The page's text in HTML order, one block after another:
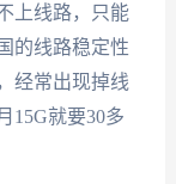
上线路，只能
的线路稳定性
经常出现掉线
15G就要30多